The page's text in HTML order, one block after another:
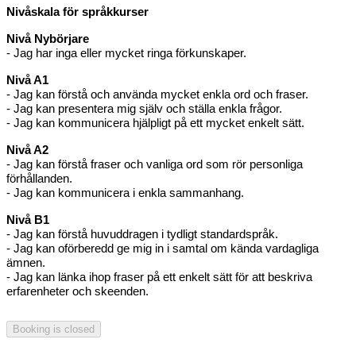
Nivåskala för språkkurser
Nivå Nybörjare
- Jag har inga eller mycket ringa förkunskaper.
Nivå A1
- Jag kan förstå och använda mycket enkla ord och fraser.
- Jag kan presentera mig själv och ställa enkla frågor.
- Jag kan kommunicera hjälpligt på ett mycket enkelt sätt.
Nivå A2
- Jag kan förstå fraser och vanliga ord som rör personliga
förhållanden.
- Jag kan kommunicera i enkla sammanhang.
Nivå B1
- Jag kan förstå huvuddragen i tydligt standardspråk.
- Jag kan oförberedd ge mig in i samtal om kända vardagliga
ämnen.
- Jag kan länka ihop fraser på ett enkelt sätt för att beskriva
erfarenheter och skeenden.